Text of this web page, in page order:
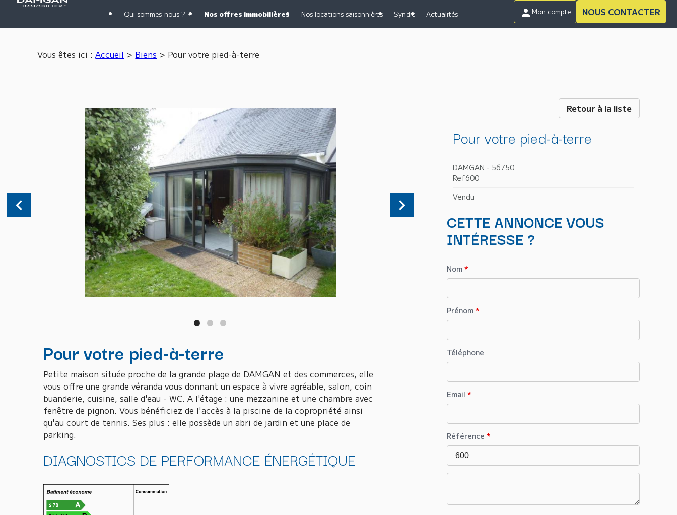
Qui sommes-nous ? Nos offres immobilières Nos locations saisonnières Syndic Actualités person Mon compte NOUS CONTACTER
Vous êtes ici :Accueil > Biens > Pour votre pied-à-terre
Pour votre pied-à-terre
Petite maison située proche de la grande plage de DAMGAN et des commerces, elle
vous offre une grande véranda vous donnant un espace à vivre agréable, salon, coin
buanderie, cuisine, salle d'eau - WC. A l'étage : une mezzanine et une chambre avec
fenêtre de pignon. Vous bénéficiez de l'accès à la piscine de la copropriété ainsi
qu'au court de tennis. Ses plus : elle possède un abri de jardin et une place de
parking.
DIAGNOSTICS DE PERFORMANCE ÉNERGÉTIQUE
Retour à la liste
Pour votre pied-à-terre
DAMGAN - 56750
Ref600
Vendu
CETTE ANNONCE VOUS
INTÉRESSE ?
Nom*
Prénom*
Téléphone
Email*
Référence*
Panneau de gestion des cookies